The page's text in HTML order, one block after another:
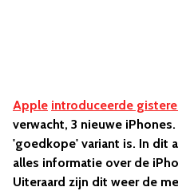
Apple introduceerde
verwacht, 3 nieuwe
'goedkope' variant is. In dit
alles informatie over de
Uiteraard zijn dit weer de